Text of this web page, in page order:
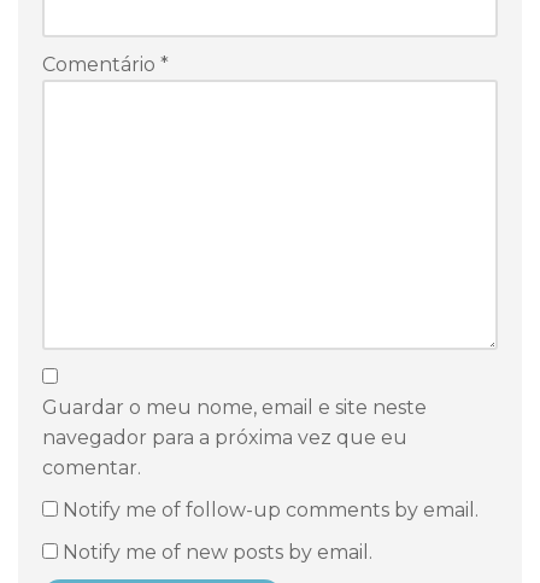
Comentário *
Guardar o meu nome, email e site neste
navegador para a próxima vez que eu
comentar.
Notify me of follow-up comments by email.
Notify me of new posts by email.